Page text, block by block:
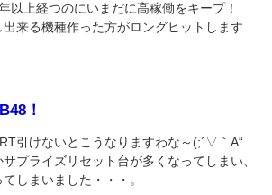
以上経つのにいまだに高稼働をキープ！
出来る機種作った方がロングヒットします
！
引けないとこうなりますわな～(;´▽｀A“
プライズリセット台が多くなってしまい、
しまいました・・・。